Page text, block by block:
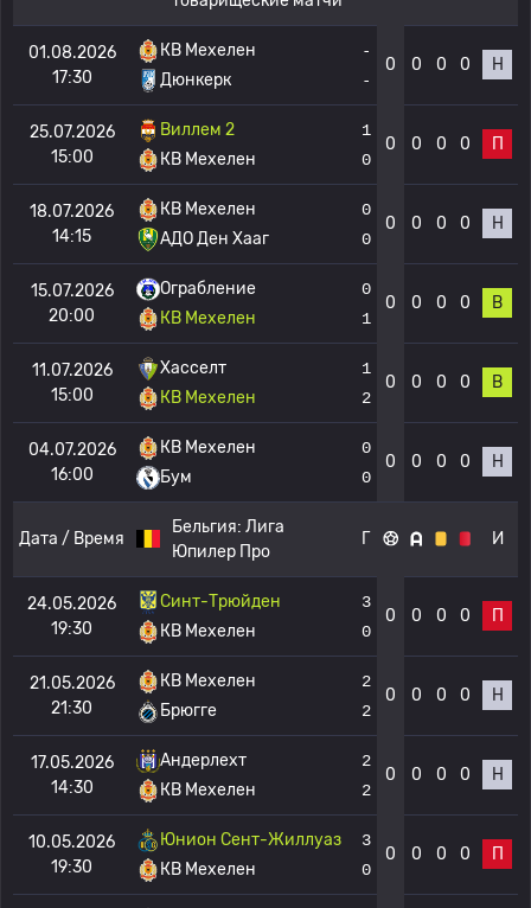
01.08.2026
17:30
КВ Мехелен
Дюнкерк
-
-
0 0 0 0 Н
25.07.2026
15:00
Виллем 2
КВ Мехелен
1
0
0 0 0 0 П
18.07.2026
14:15
КВ Мехелен
АДО Ден Хааг
0
0
0 0 0 0 Н
15.07.2026
20:00
Ограбление
КВ Мехелен
0
1
0 0 0 0 В
11.07.2026
15:00
Хасселт
КВ Мехелен
1
2
0 0 0 0 В
04.07.2026
16:00
КВ Мехелен
Бум
0
0
0 0 0 0 Н
Дата / Время
Бельгия: Лига
Юпилер Про
Г И
24.05.2026
19:30
Синт-Трюйден
КВ Мехелен
3
0
0 0 0 0 П
21.05.2026
21:30
КВ Мехелен
Брюгге
2
2
0 0 0 0 Н
17.05.2026
14:30
Андерлехт
КВ Мехелен
2
2
0 0 0 0 Н
10.05.2026
19:30
Юнион Сент-Жиллуаз
КВ Мехелен
3
0
0 0 0 0 П